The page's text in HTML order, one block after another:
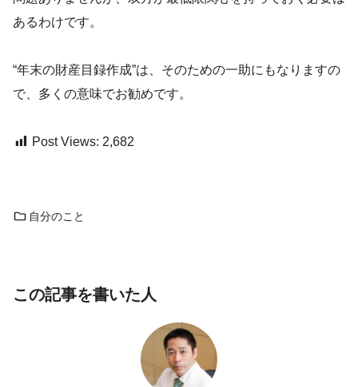
あるわけです。
“年末の財産目録作成”は、そのための一助にもなりますの
で、多くの意味でお勧めです。
Post Views: 2,682
自分のこと
この記事を書いた人